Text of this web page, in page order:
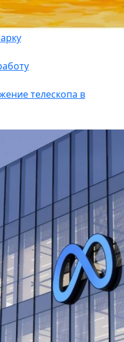
телескопа в